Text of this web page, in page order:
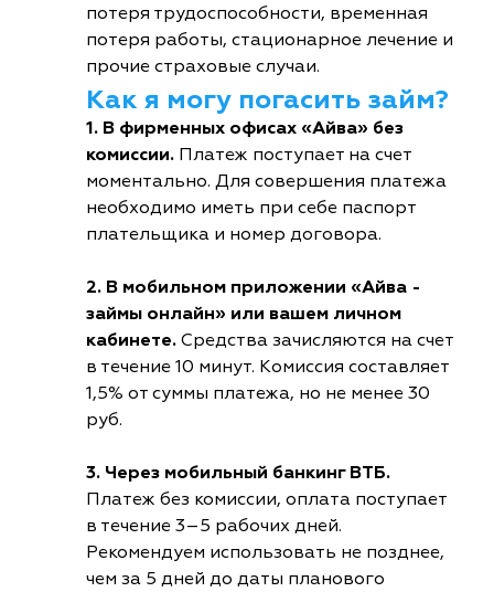
потеря трудоспособности, временная
потеря работы, стационарное лечение и
прочие страховые случаи.
Как я могу погасить займ?
1. В фирменных офисах «Айва» без
комиссии. Платеж поступает на счет
моментально. Для совершения платежа
необходимо иметь при себе паспорт
плательщика и номер договора.
2. В мобильном приложении «Айва -
займы онлайн» или вашем личном
кабинете. Средства зачисляются на счет
в течение 10 минут. Комиссия составляет
1,5% от суммы платежа, но не менее 30
руб.
3. Через мобильный банкинг ВТБ.
Платеж без комиссии, оплата поступает
в течение 3–5 рабочих дней.
Рекомендуем использовать не позднее,
чем за 5 дней до даты планового